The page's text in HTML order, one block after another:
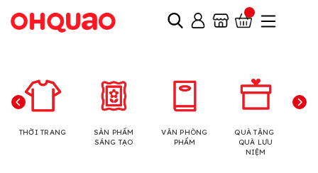
THỜI TRANG
SẢN PHẨM
SÁNG TẠO
VĂN PHÒNG
PHẨM
QUÀ TẶNG
QUÀ LƯU
NIỆM